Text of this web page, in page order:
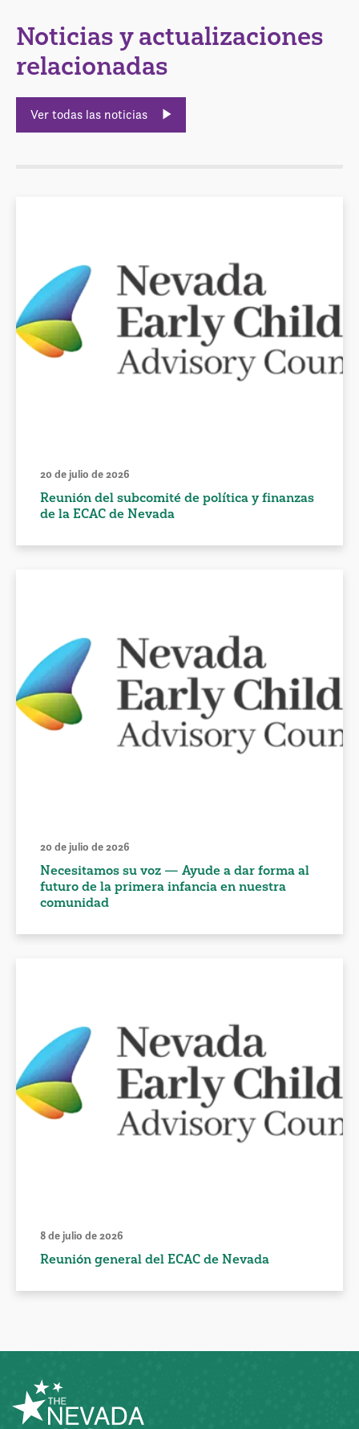
Noticias y actualizaciones
relacionadas
Ver todas las noticias
20 de julio de 2026
Reunión del subcomité de política y finanzas
de la ECAC de Nevada
20 de julio de 2026
Necesitamos su voz — Ayude a dar forma al
futuro de la primera infancia en nuestra
comunidad
8 de julio de 2026
Reunión general del ECAC de Nevada